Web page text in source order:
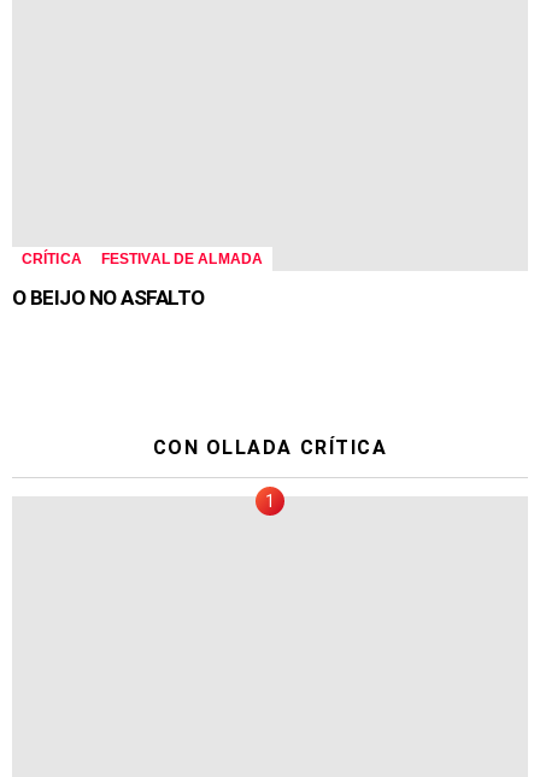
CRÍTICA FESTIVAL DE ALMADA
O BEIJO NO ASFALTO
CON OLLADA CRÍTICA